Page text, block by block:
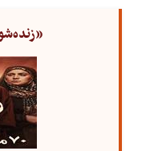
«زنده‌شور» ۷۰